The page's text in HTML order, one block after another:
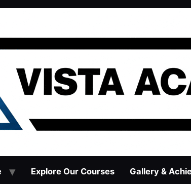
Explore Our Courses Gallery &